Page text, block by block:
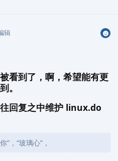
辑
看到了，啊，希望能有更
。
回复之中维护 linux.do
”，“玻璃心”，